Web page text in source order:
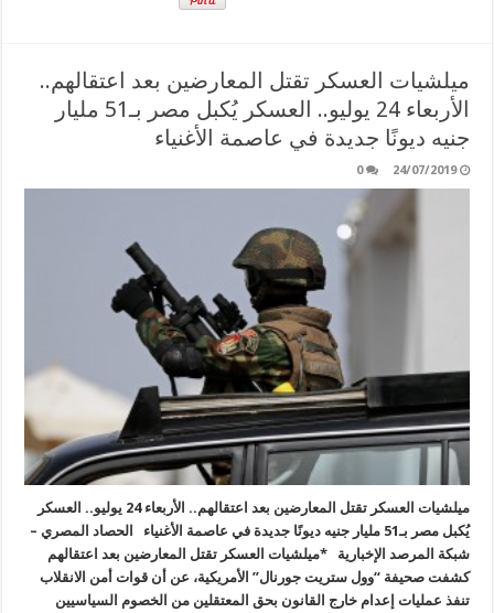
ميلشيات العسكر تقتل المعارضين بعد اعتقالهم..
الأربعاء 24 يوليو.. العسكر يُكبل مصر بـ51 مليار
جنيه ديونًا جديدة في عاصمة الأغنياء
24/07/2019
0
ميلشيات العسكر تقتل المعارضين بعد اعتقالهم.. الأربعاء 24 يوليو.. العسكر
يُكبل مصر بـ51 مليار جنيه ديونًا جديدة في عاصمة الأغنياء الحصاد المصري –
شبكة المرصد الإخبارية *ميلشيات العسكر تقتل المعارضين بعد اعتقالهم
كشفت صحيفة “وول ستريت جورنال” الأمريكية، عن أن قوات أمن الانقلاب
تنفذ عمليات إعدام خارج القانون بحق المعتقلين من الخصوم السياسيين